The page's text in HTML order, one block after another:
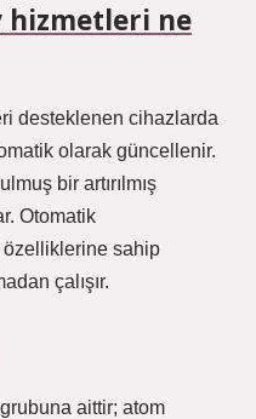
hizmetleri ne
desteklenen cihazlarda
olarak güncellenir.
bir artırılmış
Otomatik
sahip
çalışır.
aittir; atom